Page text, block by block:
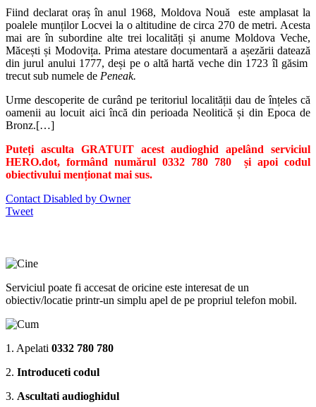
Fiind declarat oraș în anul 1968, Moldova Nouă este amplasat la
poalele munților Locvei la o altitudine de circa 270 de metri. Acesta
mai are în subordine alte trei localități și anume Moldova Veche,
Măcești și Modovița. Prima atestare documentară a așezării datează
din jurul anului 1777, deși pe o altă hartă veche din 1723 îl găsim
trecut sub numele de Peneak.
Urme descoperite de curând pe teritoriul localității dau de înțeles că
oamenii au locuit aici încă din perioada Neolitică și din Epoca de
Bronz.[…]
Puteți asculta GRATUIT acest audioghid apelând serviciul
HERO.dot, formând numărul 0332 780 780 și apoi codul
obiectivului menționat mai sus.
Contact Disabled by Owner
Tweet
Serviciul poate fi accesat de oricine este interesat de un
obiectiv/locatie printr-un simplu apel de pe propriul telefon mobil.
1. Apelati 0332 780 780
2. Introduceti codul
3. Ascultati audioghidul